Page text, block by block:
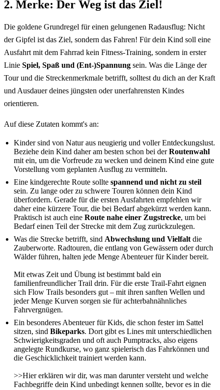
2. Merke: Der Weg ist das Ziel!
Die goldene Grundregel für einen gelungenen Radausflug: Nicht
der Gipfel ist das Ziel, sondern das Fahren! Für dein Kind soll eine
Ausfahrt mit dem Fahrrad kein Fitness-Training, sondern in erster
Linie Spiel, Spaß und (Ent-)Spannung sein. Was die Länge der
Tour und die Streckenmerkmale betrifft, solltest du dich an der Kraft
und Ausdauer deines jüngsten oder unerfahrensten Kindes
orientieren.
Auf diese Zutaten kommt's an:
Kinder sind von Natur aus neugierig und voller Entdeckungslust.
Beziehe dein Kind daher am besten schon bei derRoutenwahl
mit ein, um die Vorfreude zu wecken und deinem Kind eine gute
Vorstellung vom geplanten Ausflug zu vermitteln.
Eine kindgerechte Route sollte spannend und nicht zu steil
sein. Zu lange oder zu schwere Touren können dein Kind
überfordern. Gerade für die ersten Ausfahrten empfehlen wir
daher eine kürzere Tour, die bei Bedarf abgekürzt werden kann.
Praktisch ist auch eine Route nahe einer Zugstrecke, um bei
Bedarf einen Teil der Strecke mit dem Zug zurückzulegen.
Was die Strecke betrifft, sind Abwechslung und Vielfaltdie
Zauberworte. Radtouren, die entlang von Gewässern oder durch
Wälder führen, halten jede Menge Abenteuer für Kinder bereit.
Mit etwas Zeit und Übung ist bestimmt bald ein
familienfreundlicher Trail drin. Für die erste Trail-Fahrt eignen
sich Flow Trails besonders gut – mit ihren sanften Wellen und
jeder Menge Kurven sorgen sie für achterbahnähnliches
Fahrvergnügen.
Ein besonderes Abenteuer für Kids, die schon fester im Sattel
sitzen, sind Bikeparks. Dort gibt es Lines mit unterschiedlichen
Schwierigkeitsgraden und oft auch Pumptracks, also eigens
angelegte Rundkurse, wo ganz spielerisch das Fahrkönnen und
die Geschicklichkeit trainiert werden kann.
>>Hier erklären wir dir, was man darunter versteht und welche
Fachbegriffe dein Kind unbedingt kennen sollte, bevor es in die